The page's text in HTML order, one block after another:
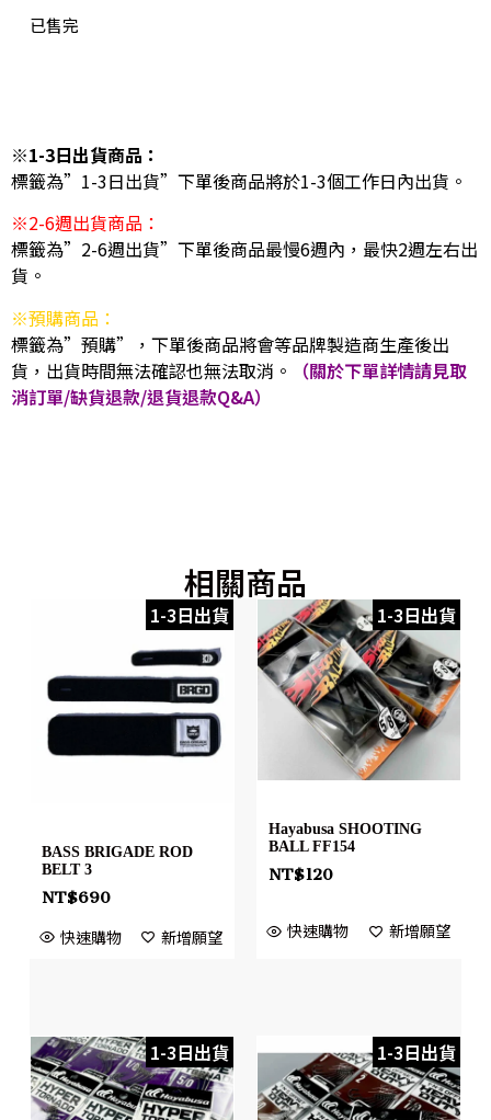
已售完
※1-3日出貨商品：
標籤為”1-3日出貨”下單後商品將於1-3個工作日內出貨。
※2-6週出貨商品：
標籤為”2-6週出貨”下單後商品最慢6週內，最快2週左右出
貨。
※預購商品：
標籤為”預購”，下單後商品將會等品牌製造商生產後出
貨，出貨時間無法確認也無法取消。
（關於下單詳情請見取
消訂單/缺貨退款/退貨退款Q&A）
相關商品
1-3日出貨
BASS BRIGADE ROD
BELT 3
NT$690
快速購物 新增願望
1-3日出貨
Hayabusa SHOOTING
BALL FF154
NT$120
快速購物 新增願望
1-3日出貨 1-3日出貨